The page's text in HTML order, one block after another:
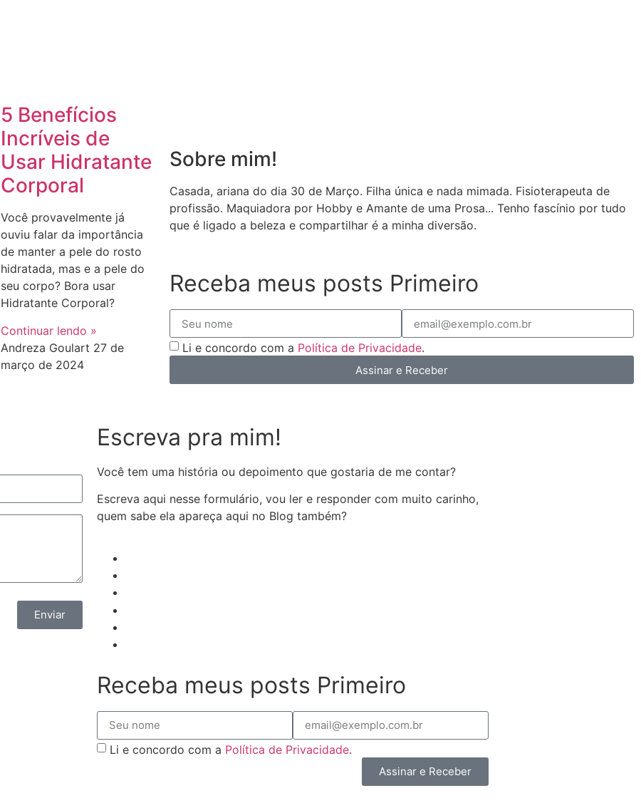
5 Benefícios
Incríveis de
Usar Hidratante
Corporal
Você provavelmente já
ouviu falar da importância
de manter a pele do rosto
hidratada, mas e a pele do
seu corpo? Bora usar
Hidratante Corporal?
Continuar lendo »
Andreza Goulart 27 de
março de 2024
Sobre mim!
Casada, ariana do dia 30 de Março. Filha única e nada mimada. Fisioterapeuta de
profissão. Maquiadora por Hobby e Amante de uma Prosa... Tenho fascínio por tudo
que é ligado a beleza e compartilhar é a minha diversão.
Receba meus posts Primeiro
Li e concordo com a Política de Privacidade.
Assinar e Receber
Enviar
Escreva pra mim!
Você tem uma história ou depoimento que gostaria de me contar?
Escreva aqui nesse formulário, vou ler e responder com muito carinho,
quem sabe ela apareça aqui no Blog também?
Receba meus posts Primeiro
Li e concordo com a Política de Privacidade.
Assinar e Receber